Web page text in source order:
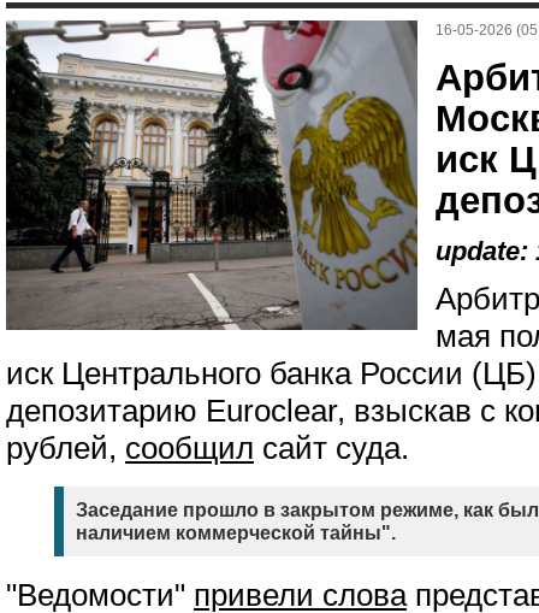
16-05-2026
иск
update:
мая
иск Центрального банка России
депозитарию Euroclear, взыскав с
рублей, сообщил сайт суда.
Заседание прошло в закрытом режиме, как
наличием коммерческой тайны".
"Ведомости" привели слова